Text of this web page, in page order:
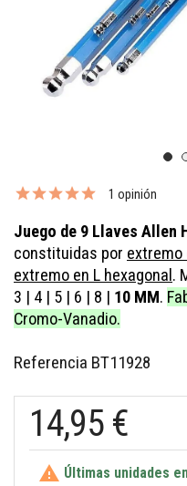
1 opinión
Juego de 9 Llaves Allen
constituidas por extremo
extremo en L hexagonal .
3 | 4 | 5 | 6 | 8 | 10 MM.
Cromo-Vanadio.
Referencia BT11928
14,95 €
 Últimas unidades